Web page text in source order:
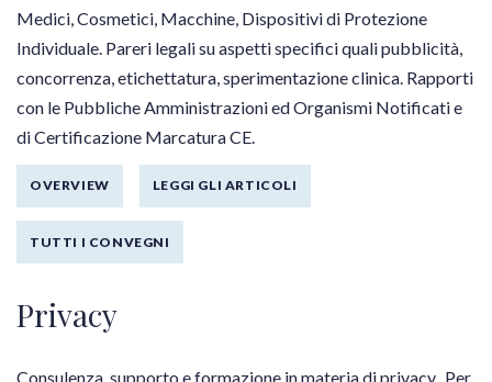
Medici, Cosmetici, Macchine, Dispositivi di Protezione
Individuale. Pareri legali su aspetti specifici quali pubblicità,
concorrenza, etichettatura, sperimentazione clinica. Rapporti
con le Pubbliche Amministrazioni ed Organismi Notificati e
di Certificazione Marcatura CE.
OVERVIEW LEGGI GLI ARTICOLI
TUTTI I CONVEGNI
Privacy
Consulenza, supporto e formazione in materia di privacy. Per